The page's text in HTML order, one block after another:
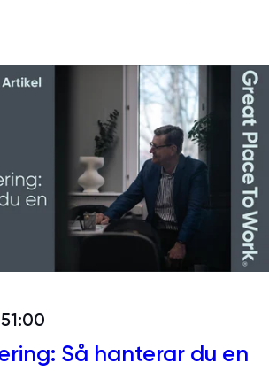
Så hanterar du en